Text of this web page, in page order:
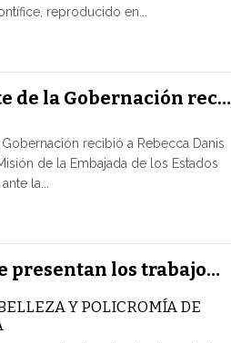
reproducido en...
de la Gobernación rec…
Gobernación recibió a Rebecca Danis
de la Embajada de los Estados
la...
presentan los trabajo…
Y POLICROMÍA DE